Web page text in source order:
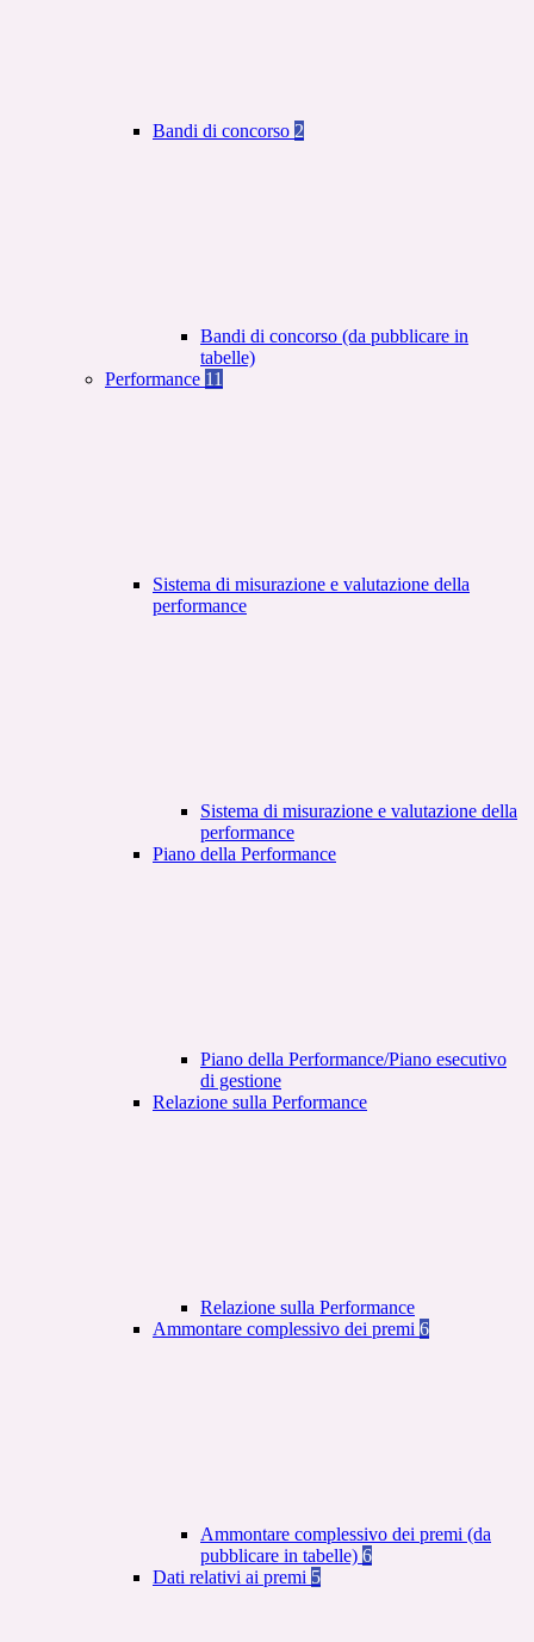
Bandi di concorso 2
Bandi di concorso (da pubblicare in
tabelle)
Performance 11
Sistema di misurazione e valutazione della
performance
Sistema di misurazione e valutazione della
performance
Piano della Performance
Piano della Performance/Piano esecutivo
di gestione
Relazione sulla Performance
Relazione sulla Performance
Ammontare complessivo dei premi 6
Ammontare complessivo dei premi (da
pubblicare in tabelle) 6
Dati relativi ai premi 5